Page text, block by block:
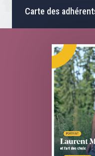
Carte des